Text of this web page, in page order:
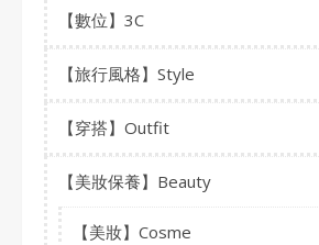
【數位】3C
【旅行風格】Style
【穿搭】Outfit
【美妝保養】Beauty
【美妝】Cosme